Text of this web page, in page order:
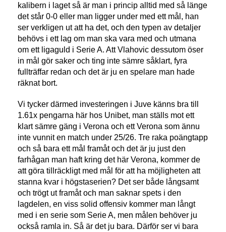
kalibern i laget så är man i princip alltid med så länge
det står 0-0 eller man ligger under med ett mål, han
ser verkligen ut att ha det, och den typen av detaljer
behövs i ett lag om man ska vara med och utmana
om ett ligaguld i Serie A. Att Vlahovic dessutom öser
in mål gör saker och ting inte sämre såklart, fyra
fullträffar redan och det är ju en spelare man hade
räknat bort.
Vi tycker därmed investeringen i Juve känns bra till
1.61x pengarna här hos Unibet, man ställs mot ett
klart sämre gäng i Verona och ett Verona som ännu
inte vunnit en match under 25/26. Tre raka poängtapp
och så bara ett mål framåt och det är ju just den
farhågan man haft kring det här Verona, kommer de
att göra tillräckligt med mål för att ha möjligheten att
stanna kvar i högstaserien? Det ser både långsamt
och trögt ut framåt och man saknar spets i den
lagdelen, en viss solid offensiv kommer man långt
med i en serie som Serie A, men målen behöver ju
också ramla in. Så är det ju bara. Därför ser vi bara